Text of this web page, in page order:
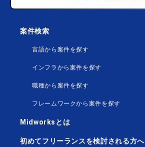
案件検索
言語から案件を探す
インフラから案件を探す
職種から案件を探す
フレームワークから案件を探す
Midworksとは
初めてフリーランスを検討される方へ